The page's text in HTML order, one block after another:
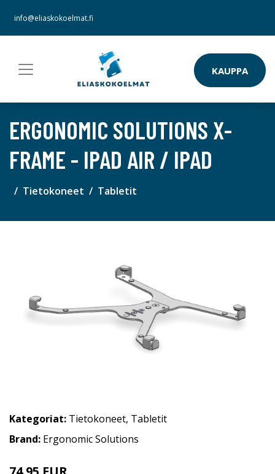
info@eliaskokoelmat.fi
KAUPPA
ERGONOMIC SOLUTIONS X-
FRAME - IPAD AIR / IPAD
Tietokoneet Tabletit
Kategoriat: Tietokoneet, Tabletit
Brand: Ergonomic Solutions